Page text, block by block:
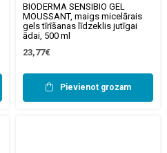
BIODERMA SENSIBIO GEL
MOUSSANT, maigs micelārais
gels tīrīšanas līdzeklis jutīgai
ādai, 500 ml
23,77€
Pievienot grozam